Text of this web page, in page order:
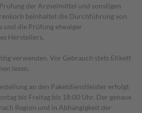
der Arzneimittel und sonstigen
beinhaltet die Durchführung von
und die Prüfung etwaiger
Herstellers.
verwenden. Vor Gebrauch stets Etikett
lesen.
an den Paketdienstleister erfolgt
bis Freitag bis 18:00 Uhr. Der genaue
Region und in Abhängigkeit der